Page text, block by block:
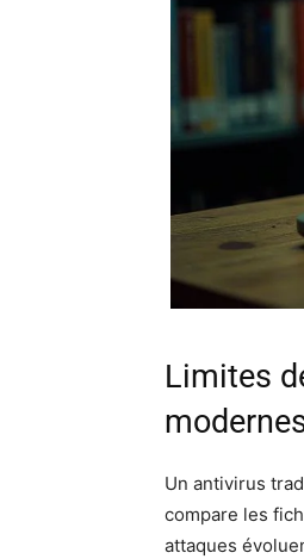
Limites
Un antivirus
compare les
attaques